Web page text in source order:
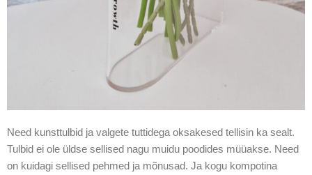
Need kunsttulbid ja valgete tuttidega oksakesed tellisin ka sealt.
Tulbid ei ole üldse sellised nagu muidu poodides müüakse. Need
on kuidagi sellised pehmed ja mõnusad. Ja kogu kompotina